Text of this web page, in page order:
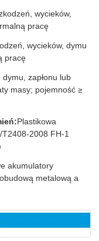
wycieków,
pracę
wycieków, dymu
pracę
zapłonu lub
masy; pojemność ≥
Plastikowa
T2408-2008 FH-1
akumulatory
metalową a